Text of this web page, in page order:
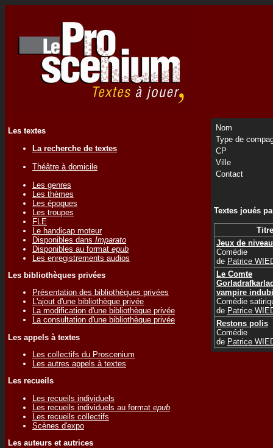
Les textes
La recherche de textes
Théâtre à domicile
Les genres
Les thèmes
Les époques
Les troupes
FLE
Le handicap moteur
Disponibles dans Imparato
Disponibles au format epub
Les enregistrements audios
Les bibliothèques privées
Présentation des bibliothèques privées
L'ajout d'une bibliothèque privée
La modification d'une bibliothèque privée
La consultation d'une bibliothèque privée
Les appels à textes
Les collectifs du Proscenium
Les autres appels à textes
Les recueils
Les recueils individuels
Les recueils individuels au format epub
Les recueils collectifs
Scènes d'expo
Les auteurs et autrices
Nom
Type de
CP
Ville
Contact
Textes joués
Titre
Jeux de
Comédie
de Patrice
Le Comte
vampire
Comédie
de Patrice
Restons polis
Comédie
de Patrice